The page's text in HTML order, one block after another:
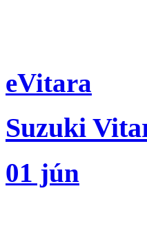
eVitara
Suzuki
01 jún